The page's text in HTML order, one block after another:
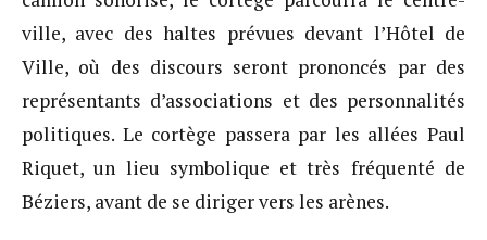
ville, avec des haltes prévues devant l’Hôtel de
Ville, où des discours seront prononcés par des
représentants d’associations et des personnalités
politiques. Le cortège passera par les allées Paul
Riquet, un lieu symbolique et très fréquenté de
Béziers, avant de se diriger vers les arènes.